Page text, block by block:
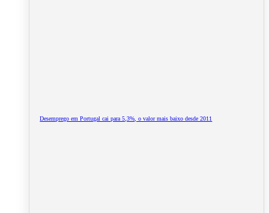
Desemprego em Portugal cai para 5,3%, o valor mais baixo desde 2011